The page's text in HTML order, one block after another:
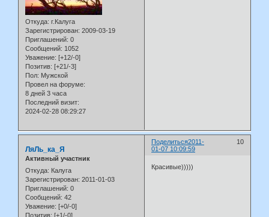
Откуда: г.Калуга
Зарегистрирован: 2009-03-19
Приглашений: 0
Сообщений: 1052
Уважение: [+12/-0]
Позитив: [+21/-3]
Пол: Мужской
Провел на форуме:
8 дней 3 часа
Последний визит:
2024-02-28 08:29:27
Поделиться 10
2011-
01-07 10:09:59
ЛяЛь_ка_Я
Активный участник
Откуда: Калуга
Зарегистрирован: 2011-01-03
Приглашений: 0
Сообщений: 42
Уважение: [+0/-0]
Позитив: [+1/-0]
Красивые)))))